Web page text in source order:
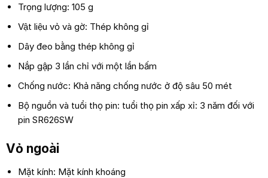
Trọng lượng: 105 g
Vật liệu vỏ và gờ: Thép không gỉ
Dây đeo bằng thép không gỉ
Nắp gập 3 lần chỉ với một lần bấm
Chống nước: Khả năng chống nước ở độ sâu 50 mét
Bộ nguồn và tuổi thọ pin: tuổi thọ pin xấp xỉ: 3 năm đối với
pin SR626SW
Vỏ ngoài
Mặt kính: Mặt kính khoáng